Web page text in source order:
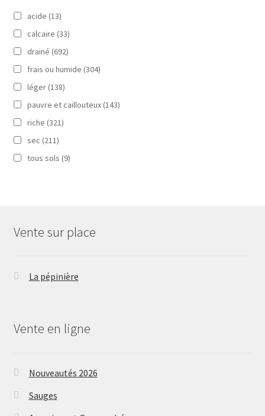
acide (13)
calcaire (33)
drainé (692)
frais ou humide (304)
léger (138)
pauvre et caillouteux (143)
riche (321)
sec (211)
tous sols (9)
Vente sur place
La pépinière
Vente en ligne
Nouveautés 2026
Sauges